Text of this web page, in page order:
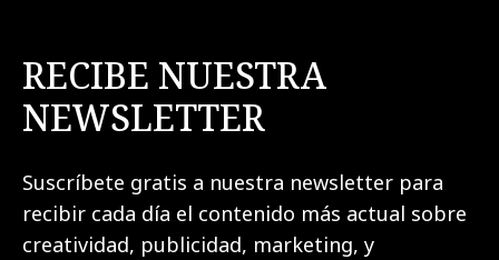
RECIBE NUESTRA
NEWSLETTER
Suscríbete gratis a nuestra newsletter para
recibir cada día el contenido más actual sobre
creatividad, publicidad, marketing, y